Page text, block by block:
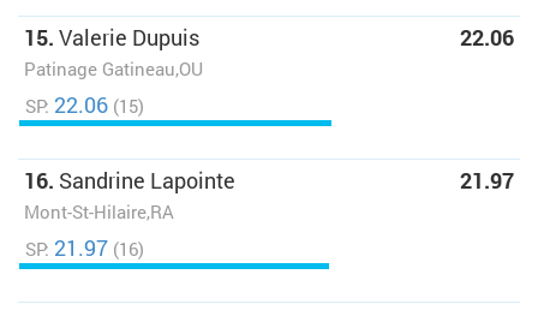
15. Valerie Dupuis
Patinage Gatineau,OU
22.06
SP: 22.06 (15)
16. Sandrine Lapointe
Mont-St-Hilaire,RA
21.97
SP: 21.97 (16)